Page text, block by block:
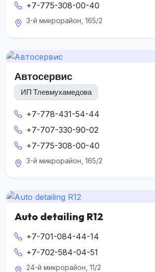
+7-775-308-00-40
3-й микрорайон, 165/2
Автосервис
ИП Тлевмухамедова
+7-778-431-54-44
+7-707-330-90-02
+7-775-308-00-40
3-й микрорайон, 165/2
Auto detailing R12
+7-701-084-44-14
+7-702-584-04-51
24-й микрорайон, 11/2